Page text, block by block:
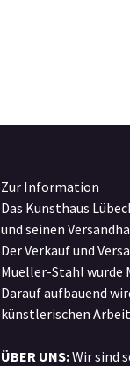
Zur Information
Das Kunsthaus
und seinen
Der Verkauf und
Mueller-Stahl wurde
Darauf aufbauend
künstlerischen
ÜBER UNS:Wir sind